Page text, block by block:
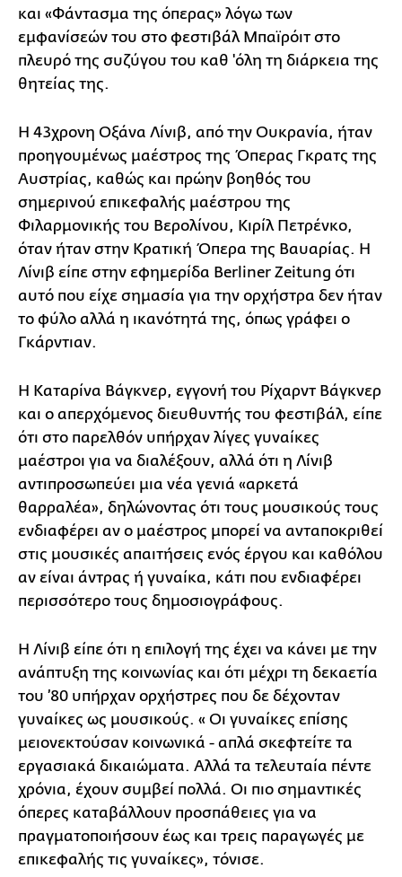
και «Φάντασμα της όπερας» λόγω των
εμφανίσεών του στο φεστιβάλ Μπαϊρόιτ στο
πλευρό της συζύγου του καθ 'όλη τη διάρκεια της
θητείας της.
Η 43χρονη Οξάνα Λίνιβ, από την Ουκρανία, ήταν
προηγουμένως μαέστρος της Όπερας Γκρατς της
Αυστρίας, καθώς και πρώην βοηθός του
σημερινού επικεφαλής μαέστρου της
Φιλαρμονικής του Βερολίνου, Κιρίλ Πετρένκο,
όταν ήταν στην Κρατική Όπερα της Βαυαρίας. Η
Λίνιβ είπε στην εφημερίδα Berliner Zeitung ότι
αυτό που είχε σημασία για την ορχήστρα δεν ήταν
το φύλο αλλά η ικανότητά της, όπως γράφει ο
Γκάρντιαν.
Η Καταρίνα Βάγκνερ, εγγονή του Ρίχαρντ Βάγκνερ
και ο απερχόμενος διευθυντής του φεστιβάλ, είπε
ότι στο παρελθόν υπήρχαν λίγες γυναίκες
μαέστροι για να διαλέξουν, αλλά ότι η Λίνιβ
αντιπροσωπεύει μια νέα γενιά «αρκετά
θαρραλέα», δηλώνοντας ότι τους μουσικούς τους
ενδιαφέρει αν ο μαέστρος μπορεί να ανταποκριθεί
στις μουσικές απαιτήσεις ενός έργου και καθόλου
αν είναι άντρας ή γυναίκα, κάτι που ενδιαφέρει
περισσότερο τους δημοσιογράφους.
Η Λίνιβ είπε ότι η επιλογή της έχει να κάνει με την
ανάπτυξη της κοινωνίας και ότι μέχρι τη δεκαετία
του ’80 υπήρχαν ορχήστρες που δε δέχονταν
γυναίκες ως μουσικούς. « Οι γυναίκες επίσης
μειονεκτούσαν κοινωνικά - απλά σκεφτείτε τα
εργασιακά δικαιώματα. Αλλά τα τελευταία πέντε
χρόνια, έχουν συμβεί πολλά. Οι πιο σημαντικές
όπερες καταβάλλουν προσπάθειες για να
πραγματοποιήσουν έως και τρεις παραγωγές με
επικεφαλής τις γυναίκες», τόνισε.